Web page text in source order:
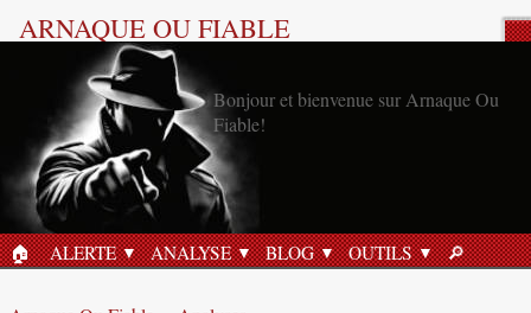
ARNAQUE OU FIABLE
ACCUEIL
🏠︎ ALERTE ANALYSE BLOG OUTILS 🔎︎